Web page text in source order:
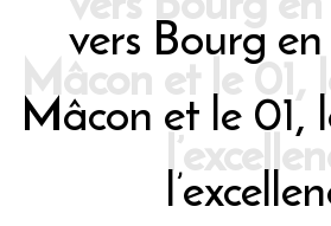
vers Bourg
Mâcon et le 01,